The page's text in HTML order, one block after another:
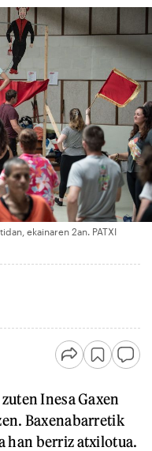
ekainaren 2an. PATXI
Inesa Gaxen
Baxenabarretik
han berriz atxilotua.